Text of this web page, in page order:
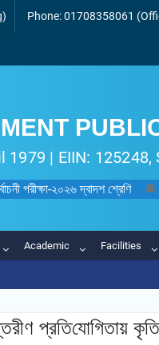
Phone: 01708358061
1979 | EIIN:
পরীক্ষা-২০২৬ দ্বাদশ শ্রেণি 🔔
Academic Facilities
কৃতিত্ব